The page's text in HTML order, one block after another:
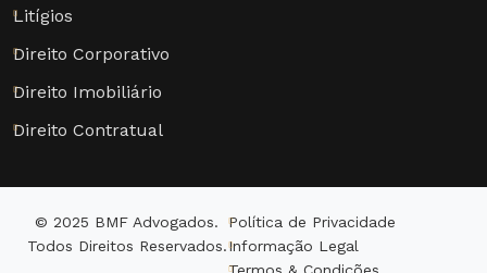
Litígios
Direito Corporativo
Direito Imobiliário
Direito Contratual
© 2025 BMF Advogados.
Todos Direitos Reservados.
Política de Privacidade
Informação Legal